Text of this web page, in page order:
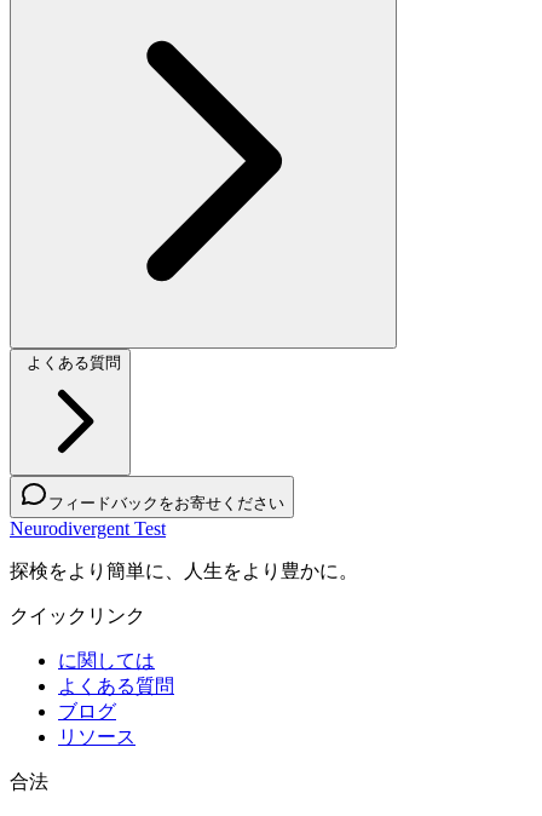
よくある質問
フィードバックをお寄せください
Neurodivergent Test
探検をより簡単に、人生をより豊かに。
クイックリンク
に関しては
よくある質問
ブログ
リソース
合法